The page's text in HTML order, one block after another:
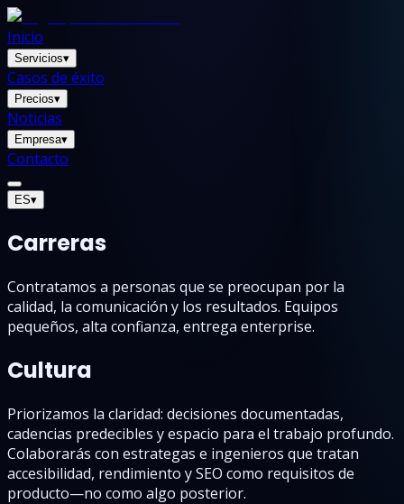
Inicio
Servicios▾
Casos de éxito
Precios▾
Noticias
Empresa▾
Contacto
ES▾
Carreras
Contratamos a personas que se preocupan por la
calidad, la comunicación y los resultados. Equipos
pequeños, alta confianza, entrega enterprise.
Cultura
Priorizamos la claridad: decisiones documentadas,
cadencias predecibles y espacio para el trabajo profundo.
Colaborarás con estrategas e ingenieros que tratan
accesibilidad, rendimiento y SEO como requisitos de
producto—no como algo posterior.